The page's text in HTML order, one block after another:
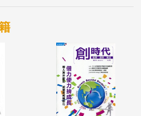
措施，分別為「完善財務融資服
促進升級轉型與提升研發能
業及育成加速機制」、「深耕城
機」及「中小企業其他相關支
極推動的新增措施，提供各界及
元輔導資源及管道。